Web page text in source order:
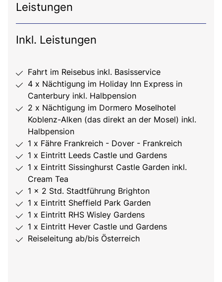
Leistungen
Inkl. Leistungen
Fahrt im Reisebus inkl. Basisservice
4 x Nächtigung im Holiday Inn Express in
Canterbury inkl. Halbpension
2 x Nächtigung im Dormero Moselhotel
Koblenz-Alken (das direkt an der Mosel) inkl.
Halbpension
1 x Fähre Frankreich - Dover - Frankreich
1 x Eintritt Leeds Castle und Gardens
1 x Eintritt Sissinghurst Castle Garden inkl.
Cream Tea
1 x 2 Std. Stadtführung Brighton
1 x Eintritt Sheffield Park Garden
1 x Eintritt RHS Wisley Gardens
1 x Eintritt Hever Castle und Gardens
Reiseleitung ab/bis Österreich